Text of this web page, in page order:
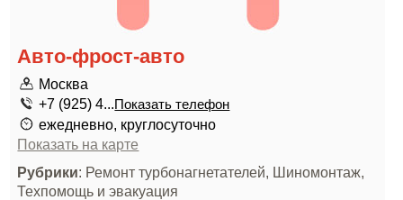
Авто-фрост-авто
Москва
+7 (925) 4...Показать телефон
ежедневно, круглосуточно
Показать на карте
Рубрики: Ремонт турбонагнетателей, Шиномонтаж,
Техпомощь и эвакуация